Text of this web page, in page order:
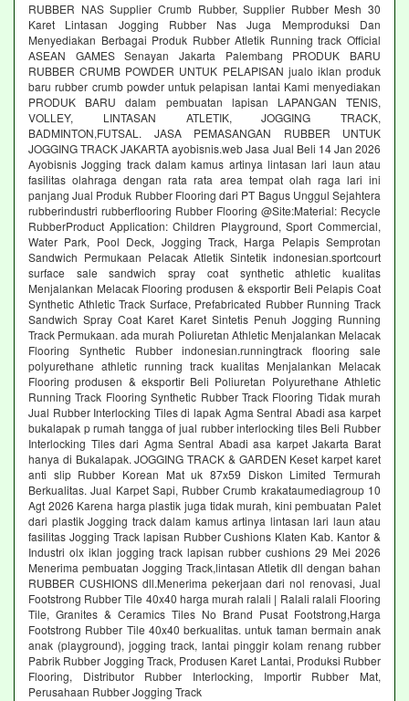
RUBBER NAS Supplier Crumb Rubber, Supplier Rubber Mesh 30
Karet Lintasan Jogging Rubber Nas Juga Memproduksi Dan
Menyediakan Berbagai Produk Rubber Atletik Running track Official
ASEAN GAMES Senayan Jakarta Palembang PRODUK BARU
RUBBER CRUMB POWDER UNTUK PELAPISAN jualo iklan produk
baru rubber crumb powder untuk pelapisan lantai Kami menyediakan
PRODUK BARU dalam pembuatan lapisan LAPANGAN TENIS,
VOLLEY, LINTASAN ATLETIK, JOGGING TRACK,
BADMINTON,FUTSAL. JASA PEMASANGAN RUBBER UNTUK
JOGGING TRACK JAKARTA ayobisnis.web Jasa Jual Beli 14 Jan 2026
Ayobisnis Jogging track dalam kamus artinya lintasan lari laun atau
fasilitas olahraga dengan rata rata area tempat olah raga lari ini
panjang Jual Produk Rubber Flooring dari PT Bagus Unggul Sejahtera
rubberindustri rubberflooring Rubber Flooring @Site:Material: Recycle
RubberProduct Application: Children Playground, Sport Commercial,
Water Park, Pool Deck, Jogging Track, Harga Pelapis Semprotan
Sandwich Permukaan Pelacak Atletik Sintetik indonesian.sportcourt
surface sale sandwich spray coat synthetic athletic kualitas
Menjalankan Melacak Flooring produsen & eksportir Beli Pelapis Coat
Synthetic Athletic Track Surface, Prefabricated Rubber Running Track
Sandwich Spray Coat Karet Karet Sintetis Penuh Jogging Running
Track Permukaan. ada murah Poliuretan Athletic Menjalankan Melacak
Flooring Synthetic Rubber indonesian.runningtrack flooring sale
polyurethane athletic running track kualitas Menjalankan Melacak
Flooring produsen & eksportir Beli Poliuretan Polyurethane Athletic
Running Track Flooring Synthetic Rubber Track Flooring Tidak murah
Jual Rubber Interlocking Tiles di lapak Agma Sentral Abadi asa karpet
bukalapak p rumah tangga of jual rubber interlocking tiles Beli Rubber
Interlocking Tiles dari Agma Sentral Abadi asa karpet Jakarta Barat
hanya di Bukalapak. JOGGING TRACK & GARDEN Keset karpet karet
anti slip Rubber Korean Mat uk 87x59 Diskon Limited Termurah
Berkualitas. Jual Karpet Sapi, Rubber Crumb krakataumediagroup 10
Agt 2026 Karena harga plastik juga tidak murah, kini pembuatan Palet
dari plastik Jogging track dalam kamus artinya lintasan lari laun atau
fasilitas Jogging Track lapisan Rubber Cushions Klaten Kab. Kantor &
Industri olx iklan jogging track lapisan rubber cushions 29 Mei 2026
Menerima pembuatan Jogging Track,lintasan Atletik dll dengan bahan
RUBBER CUSHIONS dll.Menerima pekerjaan dari nol renovasi, Jual
Footstrong Rubber Tile 40x40 harga murah ralali | Ralali ralali Flooring
Tile, Granites & Ceramics Tiles No Brand Pusat Footstrong,Harga
Footstrong Rubber Tile 40x40 berkualitas. untuk taman bermain anak
anak (playground), jogging track, lantai pinggir kolam renang rubber
Pabrik Rubber Jogging Track, Produsen Karet Lantai, Produksi Rubber
Flooring, Distributor Rubber Interlocking, Importir Rubber Mat,
Perusahaan Rubber Jogging Track